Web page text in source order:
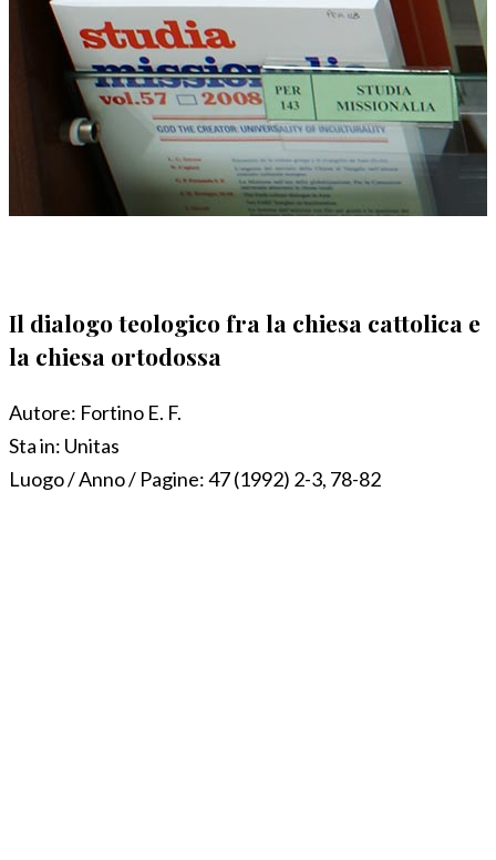
Il dialogo teologico fra la chiesa cattolica e
la chiesa ortodossa
Autore: Fortino E. F.
Sta in: Unitas
Luogo / Anno / Pagine:47 (1992) 2-3, 78-82